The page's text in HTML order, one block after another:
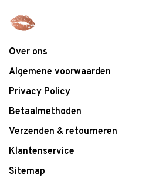
Over ons
Algemene voorwaarden
Privacy Policy
Betaalmethoden
Verzenden & retourneren
Klantenservice
Sitemap